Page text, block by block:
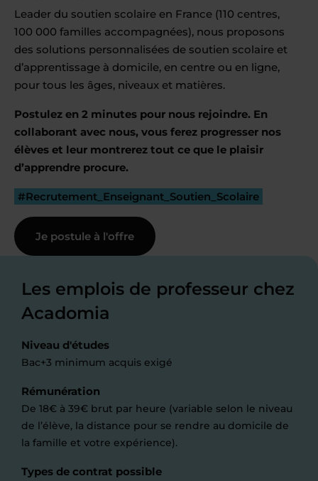
Leader du soutien scolaire en France (110 centres,
100 000 familles accompagnées), nous proposons
des solutions personnalisées de soutien scolaire et
d’apprentissage à domicile, en centre ou en ligne,
pour tous les âges, niveaux et matières.
Postulez en 2 minutes pour nous rejoindre. En
collaborant avec nous, vous ferez progresser nos
élèves et leur montrerez tout ce que le plaisir
d’apprendre procure.
#Recrutement_Enseignant_Soutien_Scolaire
Je postule à l'offre
Les emplois de professeur chez
Acadomia
Niveau d'études
Bac+3 minimum acquis exigé
Rémunération
De 18€ à 39€ brut par heure (variable selon le niveau
de l’élève, la distance pour se rendre au domicile de
la famille et votre expérience).
Types de contrat possible